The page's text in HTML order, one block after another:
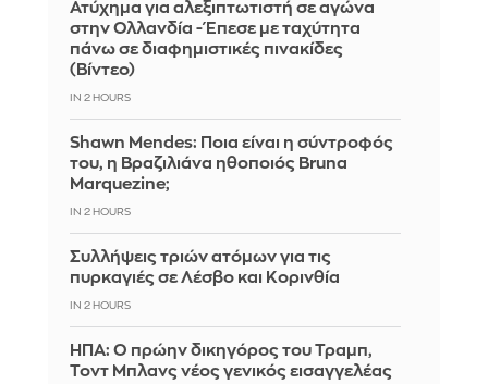
Ατύχημα για αλεξιπτωτιστή σε αγώνα
στην Ολλανδία - Έπεσε με ταχύτητα
πάνω σε διαφημιστικές πινακίδες
(Βίντεο)
IN 2 HOURS
Shawn Mendes: Ποια είναι η σύντροφός
του, η Βραζιλιάνα ηθοποιός Bruna
Marquezine;
IN 2 HOURS
Συλλήψεις τριών ατόμων για τις
πυρκαγιές σε Λέσβο και Κορινθία
IN 2 HOURS
ΗΠΑ: Ο πρώην δικηγόρος του Τραμπ,
Τοντ Μπλανς νέος γενικός εισαγγελέας